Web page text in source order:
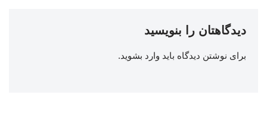
دیدگاهتان را بنویسید
برای نوشتن دیدگاه باید وارد بشوید.